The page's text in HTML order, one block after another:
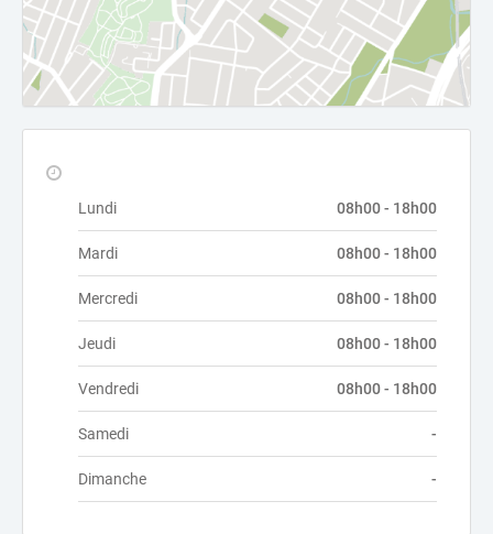
Lundi 08h00 - 18h00
Mardi 08h00 - 18h00
Mercredi 08h00 - 18h00
Jeudi 08h00 - 18h00
Vendredi 08h00 - 18h00
Samedi -
Dimanche -